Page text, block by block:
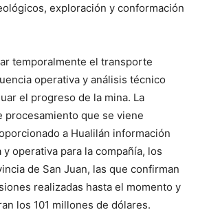
exploración y conformación
temporalmente el transporte
operativa y análisis técnico
el progreso de la mina. La
procesamiento que se viene
a Hualilán información
operativa para la compañía, los
de San Juan, las que confirman
realizadas hasta el momento y
los 101 millones de dólares.